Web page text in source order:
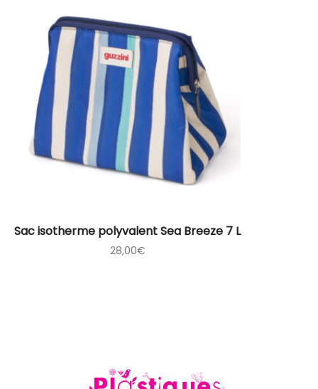
Sac isotherme polyvalent Sea Breeze 7 L
28,00€